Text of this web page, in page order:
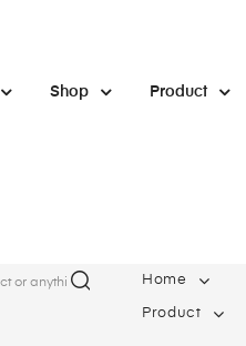
Shop Product
Home
Product